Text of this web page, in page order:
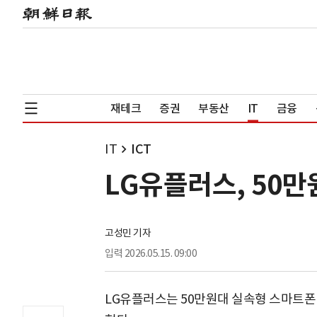
재테크 증권 부동산 IT 금융
IT ICT
LG유플러스, 50만
고성민 기자
입력 2026.05.15. 09:00
LG유플러스는 50만원대 실속형 스마트